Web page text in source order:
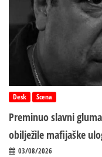
Desk Scena
Preminuo slavni
obilježile mafijaške
03/08/2026